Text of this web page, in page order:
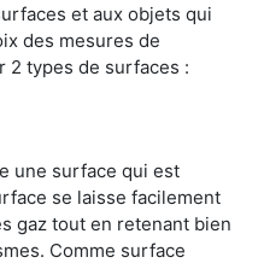
et aux objets qui
des mesures de
2 types de surfaces :
une surface qui est
se laisse facilement
gaz tout en retenant bien
Comme surface